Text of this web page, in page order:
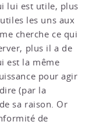
lui est utile, plus
les uns aux
cherche ce qui
plus il a de
est la même
pour agir
(par la
sa raison. Or
de